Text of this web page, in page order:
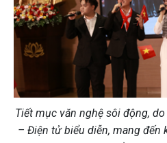
Tiết mục văn nghệ sôi động,
– Điện tử biểu diễn, mang đến